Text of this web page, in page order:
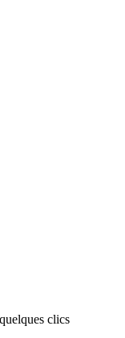
clics